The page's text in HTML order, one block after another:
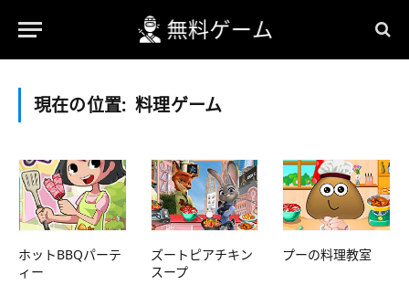
現在の位置: 料理ゲーム
ホットBBQパーテ
ィー
ズートピアチキン
スープ
プーの料理教室